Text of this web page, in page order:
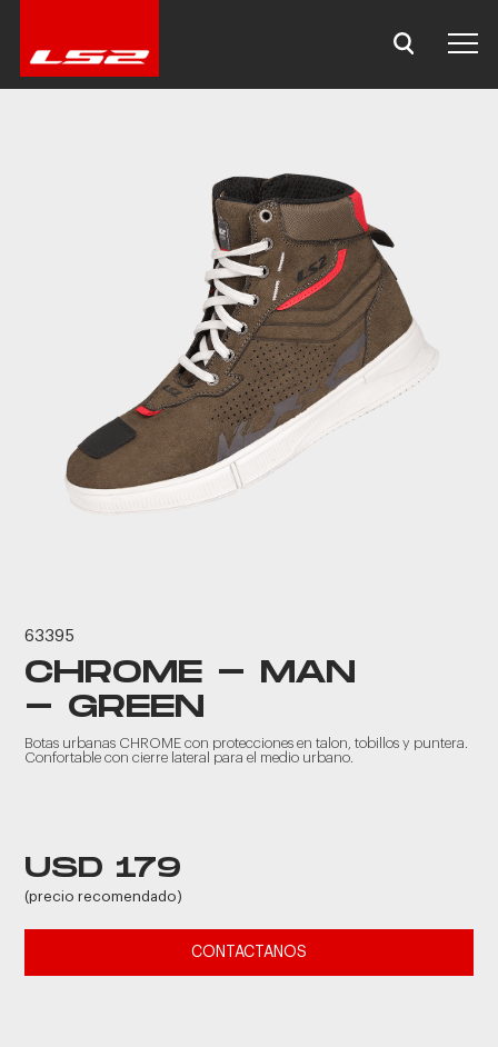
63395
CHROME - MAN
- GREEN
Botas urbanas CHROME con protecciones en talon, tobillos y puntera.
Confortable con cierre lateral para el medio urbano.
USD 179
(precio recomendado)
CONTACTANOS